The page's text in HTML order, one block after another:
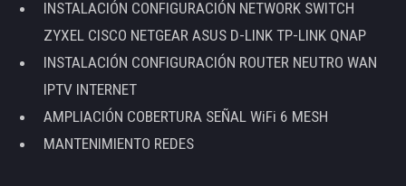
INSTALACIÓN CONFIGURACIÓN NETWORK SWITCH
ZYXEL CISCO NETGEAR ASUS D-LINK TP-LINK QNAP
INSTALACIÓN CONFIGURACIÓN ROUTER NEUTRO WAN
IPTV INTERNET
AMPLIACIÓN COBERTURA SEÑAL WiFi 6 MESH
MANTENIMIENTO REDES